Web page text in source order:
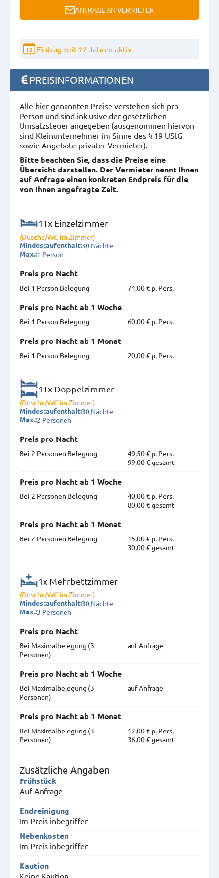
ANFRAGE AN VERMIETER
12 Eintrag seit 12 Jahren aktiv
PREISINFORMATIONEN
Alle hier genannten Preise verstehen sich pro
Person und sind inklusive der gesetzlichen
Umsatzsteuer angegeben (ausgenommen hiervon
sind Kleinunternehmer im Sinne des § 19 UStG
sowie Angebote privater Vermieter).
Bitte beachten Sie, dass die Preise eine
Übersicht darstellen. Der Vermieter nennt Ihnen
auf Anfrage einen konkreten Endpreis für die
von Ihnen angefragte Zeit.
11x Einzelzimmer
(Dusche/WC im Zimmer)
Mindestaufenthalt:30 Nächte
Max.:1 Person
Preis pro Nacht
Bei 1 Person Belegung
74,00 € p. Pers.
Preis pro Nacht ab 1 Woche
Bei 1 Person Belegung
60,00 € p. Pers.
Preis pro Nacht ab 1 Monat
Bei 1 Person Belegung
20,00 € p. Pers.
11x Doppelzimmer
(Dusche/WC im Zimmer)
Mindestaufenthalt:30 Nächte
Max.:2 Personen
Preis pro Nacht
Bei 2 Personen Belegung
49,50 € p. Pers.
99,00 € gesamt
Preis pro Nacht ab 1 Woche
Bei 2 Personen Belegung
40,00 € p. Pers.
80,00 € gesamt
Preis pro Nacht ab 1 Monat
Bei 2 Personen Belegung
15,00 € p. Pers.
30,00 € gesamt
1x Mehrbettzimmer
(Dusche/WC im Zimmer)
Mindestaufenthalt:30 Nächte
Max.:3 Personen
Preis pro Nacht
Bei Maximal­belegung (3
Personen)
auf Anfrage
Preis pro Nacht ab 1 Woche
Bei Maximal­belegung (3
Personen)
auf Anfrage
Preis pro Nacht ab 1 Monat
Bei Maximal­belegung (3
Personen)
12,00 € p. Pers.
36,00 € gesamt
Zusätzliche Angaben
Frühstück
Auf Anfrage
Endreinigung
Im Preis inbegriffen
Nebenkosten
Im Preis inbegriffen
Kaution
Keine Kaution